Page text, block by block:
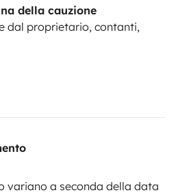
della cauzione
dal proprietario, contanti,
variano a seconda della data